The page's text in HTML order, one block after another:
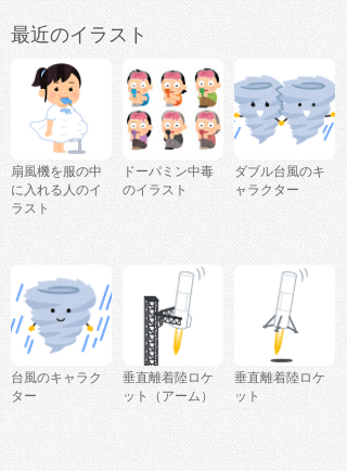
最近のイラスト
扇風機を服の中
に入れる人のイ
ラスト
ドーパミン中毒
のイラスト
ダブル台風のキ
ャラクター
台風のキャラク
ター
垂直離着陸ロケ
ット（アーム）
垂直離着陸ロケ
ット